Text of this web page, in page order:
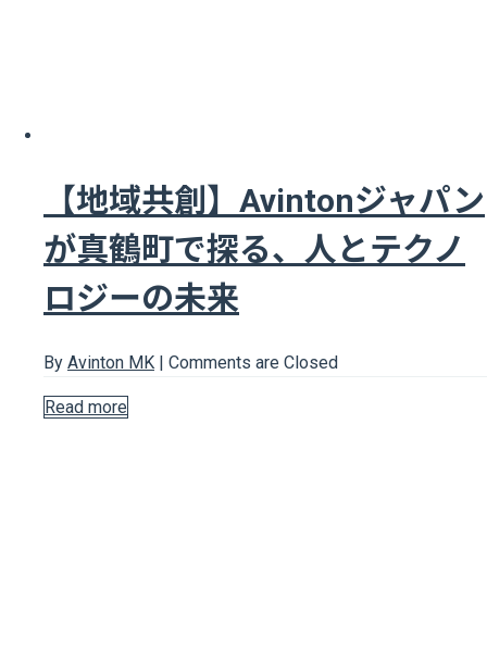
【地域共創】Avintonジャパン
が真鶴町で探る、人とテクノ
ロジーの未来
By Avinton MK | Comments are Closed
Read more